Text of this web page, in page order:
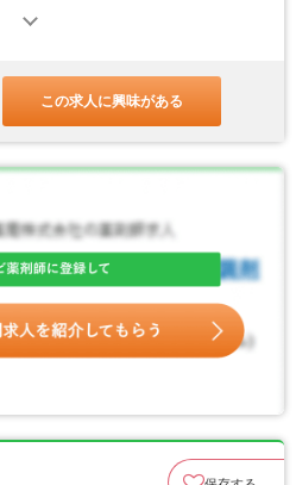
この求人に興味がある